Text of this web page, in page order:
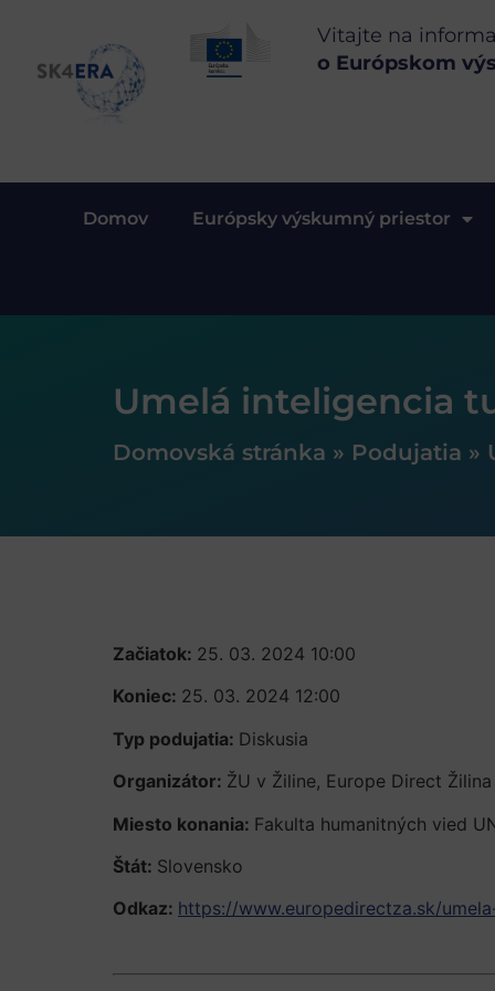
Vitajte na
o Európskom
Domov Európsky výskumný priestor
Umelá inteligencia
Domovská stránka » Podujatia »
Začiatok: 25. 03. 2024 10:00
Koniec: 25. 03. 2024 12:00
Typ podujatia: Diskusia
Organizátor: ŽU v Žiline, Europe Direct Žilina
Miesto konania: Fakulta humanitných vied
Štát: Slovensko
Odkaz: https://www.europedirectza.sk/